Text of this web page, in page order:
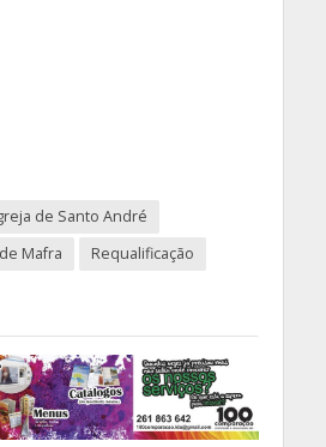
de Santo André
Mafra
Requalificação